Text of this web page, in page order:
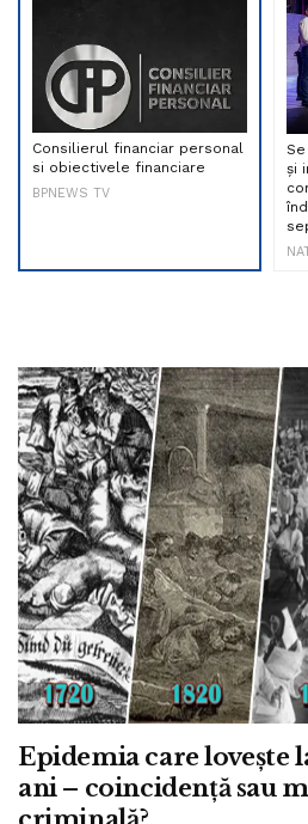
Consilierul financiar personal
si obiectivele financiare
BPNEWS TV
și
Epidemia care lovește
ani – coincidență sau